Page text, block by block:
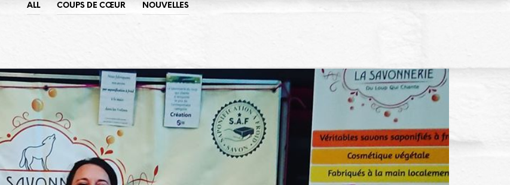
E
V
I
E
.
ALL COUPS DE CŒUR NOUVELLES